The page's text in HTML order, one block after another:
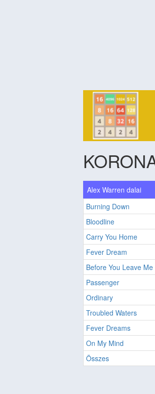
Alex Warren dalai
Burning Down
Bloodline
Carry You Home
Fever Dream
Before You Leave Me
Passenger
Ordinary
Troubled Waters
Fever Dreams
On My Mind
Összes